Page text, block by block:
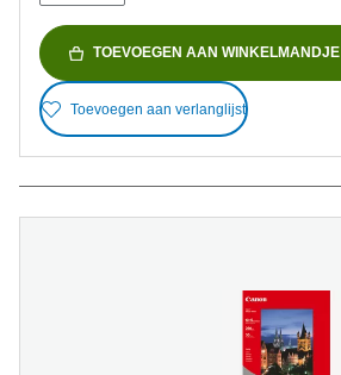
TOEVOEGEN AAN WINKELMANDJE
Toevoegen aan verlanglijst